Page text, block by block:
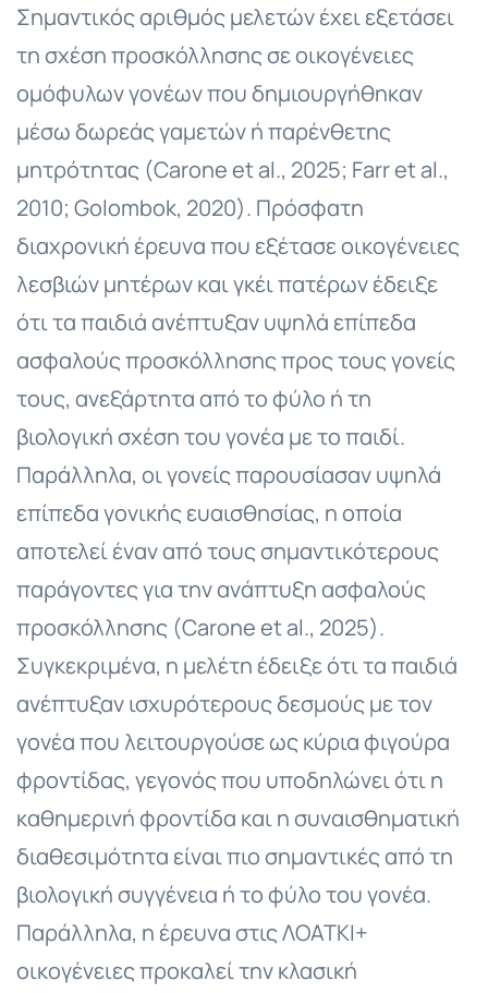
Σημαντικός αριθμός μελετών έχει εξετάσει
τη σχέση προσκόλλησης σε οικογένειες
ομόφυλων γονέων που δημιουργήθηκαν
μέσω δωρεάς γαμετών ή παρένθετης
μητρότητας (Carone et al., 2025; Farr et al.,
2010; Golombok, 2020). Πρόσφατη
διαχρονική έρευνα που εξέτασε οικογένειες
λεσβιών μητέρων και γκέι πατέρων έδειξε
ότι τα παιδιά ανέπτυξαν υψηλά επίπεδα
ασφαλούς προσκόλλησης προς τους γονείς
τους, ανεξάρτητα από το φύλο ή τη
βιολογική σχέση του γονέα με το παιδί.
Παράλληλα, οι γονείς παρουσίασαν υψηλά
επίπεδα γονικής ευαισθησίας, η οποία
αποτελεί έναν από τους σημαντικότερους
παράγοντες για την ανάπτυξη ασφαλούς
προσκόλλησης (Carone et al., 2025).
Συγκεκριμένα, η μελέτη έδειξε ότι τα παιδιά
ανέπτυξαν ισχυρότερους δεσμούς με τον
γονέα που λειτουργούσε ως κύρια φιγούρα
φροντίδας, γεγονός που υποδηλώνει ότι η
καθημερινή φροντίδα και η συναισθηματική
διαθεσιμότητα είναι πιο σημαντικές από τη
βιολογική συγγένεια ή το φύλο του γονέα.
Παράλληλα, η έρευνα στις ΛΟΑΤΚΙ+
οικογένειες προκαλεί την κλασική